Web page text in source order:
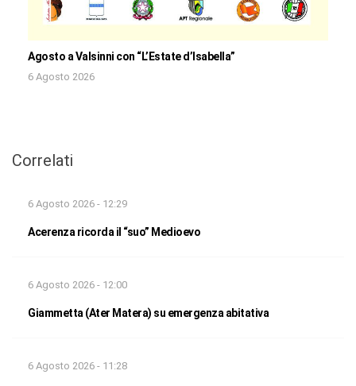
Agosto a Valsinni con “L’Estate d’Isabella”
6 Agosto 2026
Correlati
6 Agosto 2026 - 12:29
Acerenza ricorda il “suo” Medioevo
6 Agosto 2026 - 12:00
Giammetta (Ater Matera) su emergenza abitativa
6 Agosto 2026 - 11:28